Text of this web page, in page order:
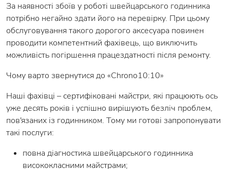
За наявності збоїв у роботі швейцарського годинника
потрібно негайно здати його на перевірку. При цьому
обслуговування такого дорогого аксесуара повинен
проводити компетентний фахівець, що виключить
можливість погіршення працездатності після ремонту.
Чому варто звернутися до «Chrono10:10»
Наші фахівці – сертифіковані майстри, які працюють ось
уже десять років і успішно вирішують безліч проблем,
пов'язаних із годинником. Тому ми готові запропонувати
такі послуги:
повна діагностика швейцарського годинника
висококласними майстрами;